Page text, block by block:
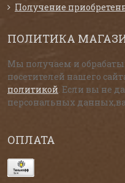
Получение
ПОЛИТИКА
Мы получаем и
посетителей нашего
политикой . Если вы не
персональных
ОПЛАТА